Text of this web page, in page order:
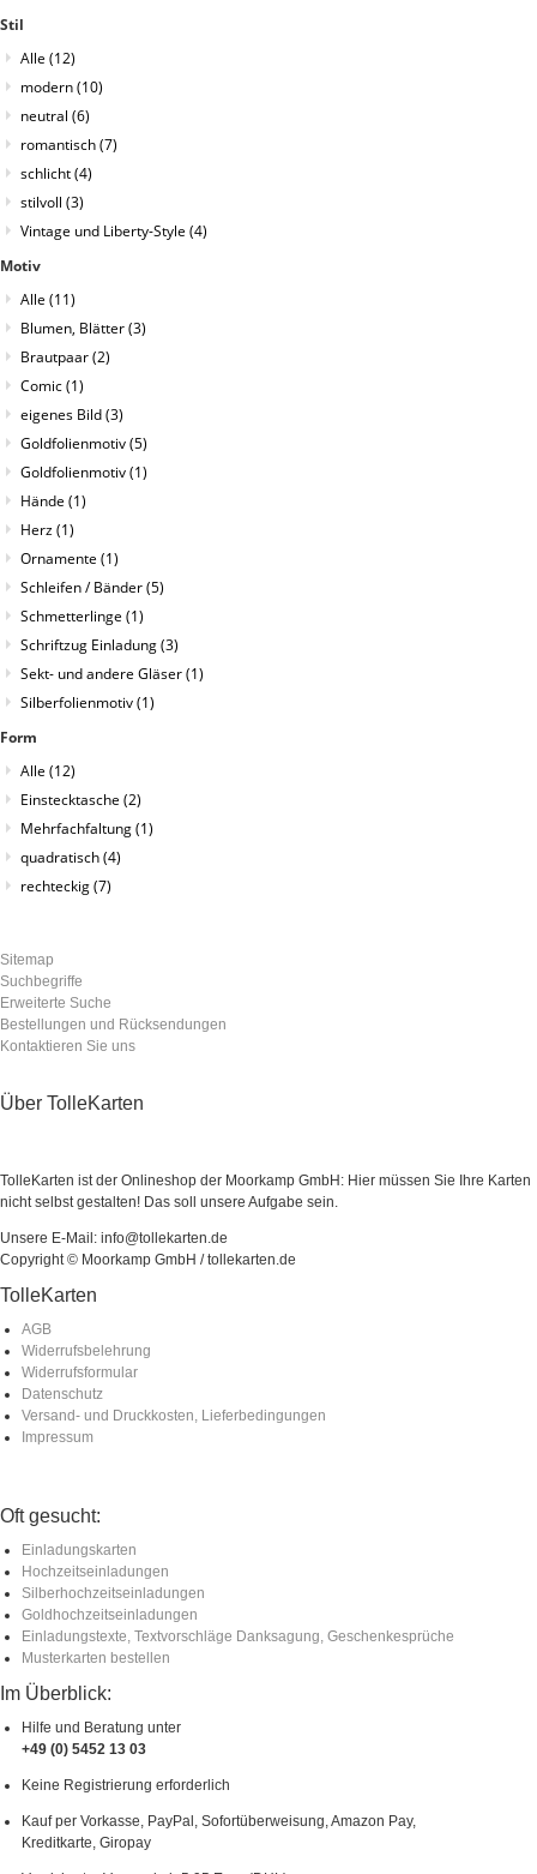
Stil
Alle (12)
modern(10)
neutral (6)
romantisch(7)
schlicht(4)
stilvoll (3)
Vintage und Liberty-Style (4)
Motiv
Alle (11)
Blumen, Blätter(3)
Brautpaar(2)
Comic(1)
eigenes Bild(3)
Goldfolienmotiv(5)
Goldfolienmotiv(1)
Hände (1)
Herz(1)
Ornamente (1)
Schleifen / Bänder(5)
Schmetterlinge (1)
Schriftzug Einladung(3)
Sekt- und andere Gläser(1)
Silberfolienmotiv(1)
Form
Alle (12)
Einstecktasche (2)
Mehrfachfaltung(1)
quadratisch(4)
rechteckig(7)
Sitemap
Suchbegriffe
Erweiterte Suche
Bestellungen und Rücksendungen
Kontaktieren Sie uns
Über TolleKarten
TolleKarten ist der Onlineshop der Moorkamp GmbH: Hier müssen Sie Ihre Karten
nicht selbst gestalten! Das soll unsere Aufgabe sein.
Unsere E-Mail: info@tollekarten.de
Copyright © Moorkamp GmbH / tollekarten.de
TolleKarten
AGB
Widerrufsbelehrung
Widerrufsformular
Datenschutz
Versand- und Druckkosten, Lieferbedingungen
Impressum
Oft gesucht:
Einladungskarten
Hochzeitseinladungen
Silberhochzeitseinladungen
Goldhochzeitseinladungen
Einladungstexte, Textvorschläge Danksagung, Geschenkesprüche
Musterkarten bestellen
Im Überblick:
Hilfe und Beratung unter
+49 (0) 5452 13 03
Keine Registrierung erforderlich
Kauf per Vorkasse, PayPal, Sofortüberweisung, Amazon Pay,
Kreditkarte, Giropay